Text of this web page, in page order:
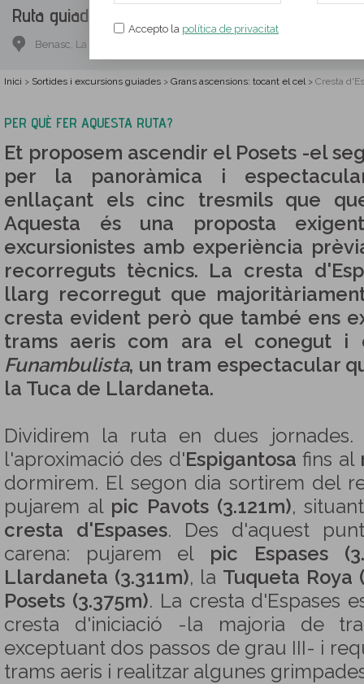
Accepto la política de privacitat
Ruta guiada.
Benasc, La Ribagorça, Osca
Inici > Sortides i excursions guiades > Grans ascensions: tocant el cel> Cresta
PER QUÈ FER AQUESTA RUTA?
Et proposem ascendir el Posets -el
per la panoràmica i
enllaçant els cinc tresmils que
Aquesta és una proposta
excursionistes amb experiència
recorreguts tècnics. La cresta
llarg recorregut que
cresta evident però que també ens
trams aeris com ara el conegut i
Funambulista, un tram espectacular
la Tuca de Llardaneta.
Dividirem la ruta en dues
l'aproximació des d'Espigantosa fins al
dormirem. El segon dia sortirem del
pujarem al pic Pavots (3.121m),
cresta d'Espases. Des d'aquest
carena: pujarem el pic Espases
Llardaneta (3.311m), la Tuqueta Roya
Posets (3.375m). La cresta d'Espases
cresta d'iniciació -la majoria de
exceptuant dos passos de grau III- i
trams aeris i realitzar algunes